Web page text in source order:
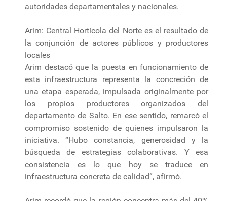
autoridades departamentales y nacionales.
Arim: Central Hortícola del Norte es el resultado de
la conjunción de actores públicos y productores
locales
Arim destacó que la puesta en funcionamiento de
esta infraestructura representa la concreción de
una etapa esperada, impulsada originalmente por
los propios productores organizados del
departamento de Salto. En ese sentido, remarcó el
compromiso sostenido de quienes impulsaron la
iniciativa. “Hubo constancia, generosidad y la
búsqueda de estrategias colaborativas. Y esa
consistencia es lo que hoy se traduce en
infraestructura concreta de calidad”, afirmó.